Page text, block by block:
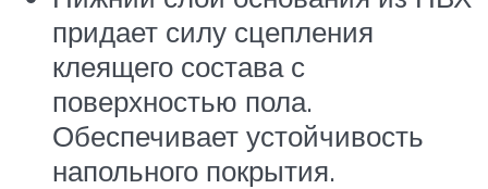
придает силу сцепления
клеящего состава с
поверхностью пола.
Обеспечивает устойчивость
напольного покрытия.